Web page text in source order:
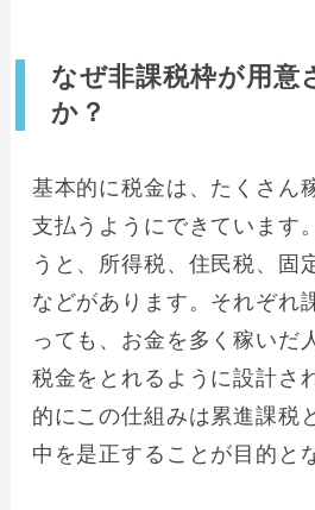
なぜ非課税枠が用意
か？
基本的に税金は、たくさん
支払うようにできています
うと、所得税、住民税、固
などがあります。それぞれ
っても、お金を多く稼いだ
税金をとれるように設計さ
的にこの仕組みは累進課税
中を是正することが目的と